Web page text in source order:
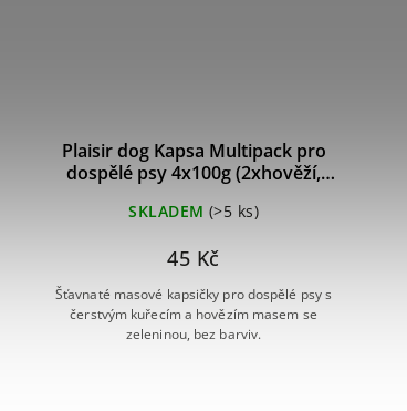
Plaisir dog Kapsa Multipack pro
dospělé psy 4x100g (2xhověží,
SKLADEM (>5 ks)
45 Kč
Šťavnaté masové kapsičky pro dospělé psy s
čerstvým kuřecím a hovězím masem se
zeleninou, bez barviv.